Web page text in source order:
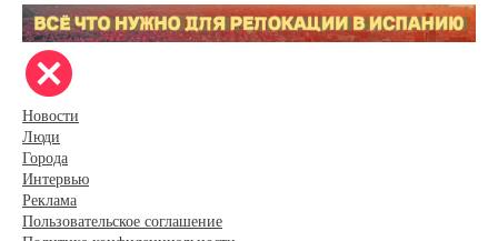
Новости
Люди
Города
Интервью
Реклама
Пользовательское соглашение